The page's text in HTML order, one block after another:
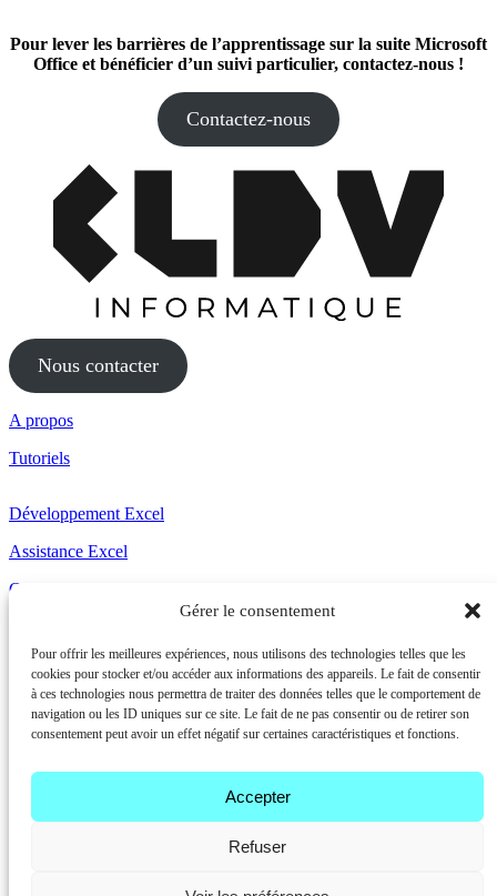
Gérer le consentement
Pour offrir les meilleures expériences, nous utilisons des technologies telles que les
cookies pour stocker et/ou accéder aux informations des appareils. Le fait de consentir
à ces technologies nous permettra de traiter des données telles que le comportement de
navigation ou les ID uniques sur ce site. Le fait de ne pas consentir ou de retirer son
consentement peut avoir un effet négatif sur certaines caractéristiques et fonctions.
Accepter
Refuser
Pour lever les barrières de l’apprentissage sur la suite Microsoft
Office et bénéficier d’un suivi particulier, contactez-nous !
Contactez-nous
Nous contacter
A propos
Tutoriels
Développement Excel
Assistance Excel
Coaching Excel
Nous retrouver